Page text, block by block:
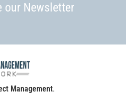
our Newsletter
Management.